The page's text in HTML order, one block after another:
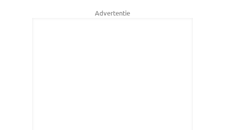
Advertentie